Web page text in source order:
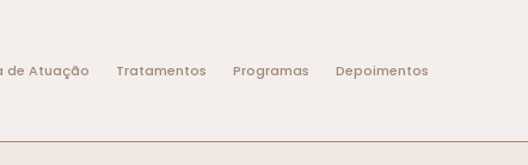
de Atuação Tratamentos Programas Depoimentos